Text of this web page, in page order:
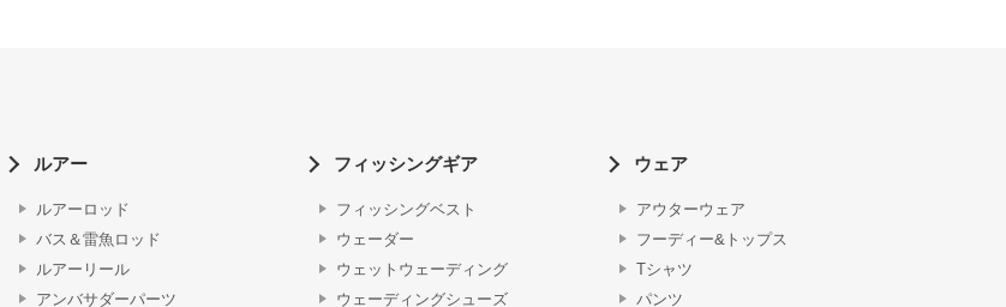
ルアー
ルアーロッド
バス＆雷魚ロッド
ルアーリール
アンバサダーパーツ
フィッシングギア
フィッシングベスト
ウェーダー
ウェットウェーディング
ウェーディングシューズ
ウェア
アウターウェア
フーディー&トップス
Tシャツ
パンツ